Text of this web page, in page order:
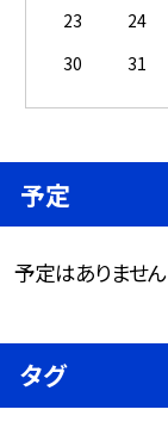
23
24
30
31
予定
予定はありません
タグ